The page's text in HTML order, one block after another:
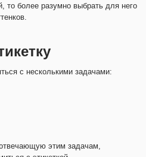
то более разумно выбрать для него
с несколькими задачами:
этим задачам,